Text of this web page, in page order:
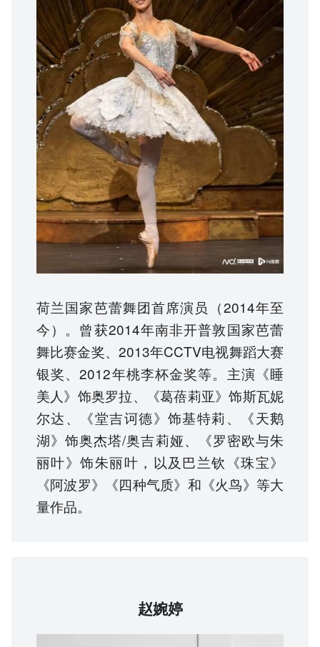
荷兰国家芭蕾舞团首席演员（2014年至
今）。曾获2014年南非开普敦国家芭蕾
舞比赛金奖、2013年CCTV电视舞蹈大赛
银奖、2012年桃李杯金奖等。主演《睡
美人》饰奥罗拉、《葛蓓莉亚》饰斯瓦妮
尔达、《堂吉诃德》饰基特莉、《天鹅
湖》饰奥杰塔/奥吉莉娅、《罗密欧与朱
丽叶》饰朱丽叶，以及巴兰钦《珠宝》
《阿波罗》《四种气质》和《火鸟》等大
量作品。
赵婉婷